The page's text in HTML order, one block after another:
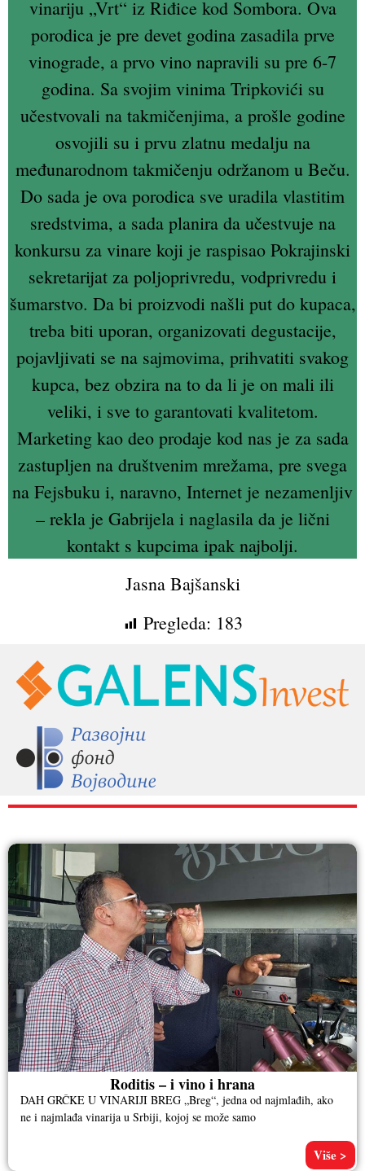
vinariju „Vrt“ iz Riđice kod Sombora. Ova
porodica je pre devet godina zasadila prve
vinograde, a prvo vino napravili su pre 6-7
godina. Sa svojim vinima Tripkovići su
učestvovali na takmičenjima, a prošle godine
osvojili su i prvu zlatnu medalju na
međunarodnom takmičenju održanom u Beču.
Do sada je ova porodica sve uradila vlastitim
sredstvima, a sada planira da učestvuje na
konkursu za vinare koji je raspisao Pokrajinski
sekretarijat za poljoprivredu, vodprivredu i
šumarstvo. Da bi proizvodi našli put do kupaca,
treba biti uporan, organizovati degustacije,
pojavljivati se na sajmovima, prihvatiti svakog
kupca, bez obzira na to da li je on mali ili
veliki, i sve to garantovati kvalitetom.
Marketing kao deo prodaje kod nas je za sada
zastupljen na društvenim mrežama, pre svega
na Fejsbuku i, naravno, Internet je nezamenljiv
– rekla je Gabrijela i naglasila da je lični
kontakt s kupcima ipak najbolji.
Jasna Bajšanski
Pregleda: 183
RAZNO
Roditis – i vino i hrana
DAH GRČKE U VINARIJI BREG „Breg“, jedna od najmlađih, ako
ne i najmlađa vinarija u Srbiji, kojoj se može samo
Više >